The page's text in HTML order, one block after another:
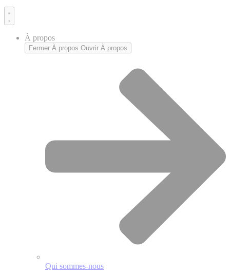
À propos
Fermer À propos Ouvrir À propos
Qui sommes-nous